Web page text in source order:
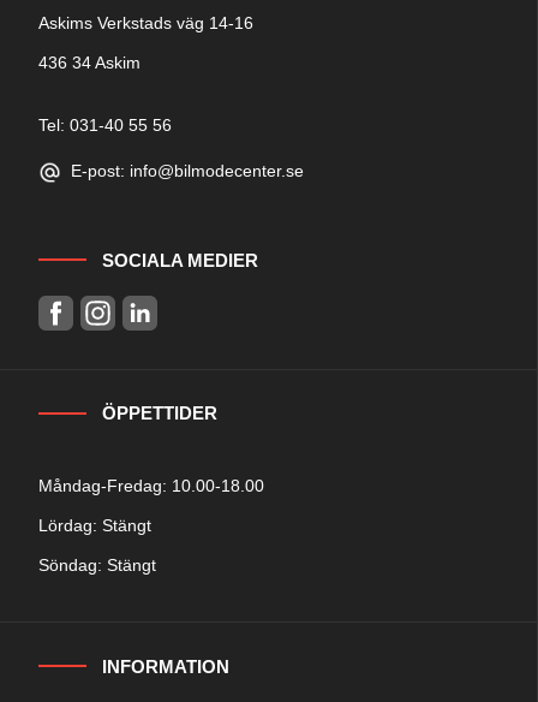
Askims Verkstads väg 14-16
436 34 Askim
Tel: 031-40 55 56
E-post: info@bilmodecenter.se
SOCIALA MEDIER
ÖPPETTIDER
Måndag-Fredag: 10.00-18.00
Lördag: Stängt
Söndag: Stängt
INFORMATION